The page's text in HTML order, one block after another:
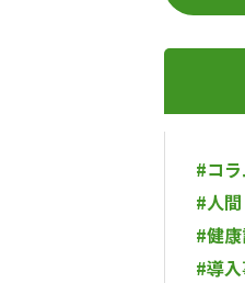
#コ
#人
#健
#導